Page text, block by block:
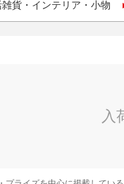
貨・インテリア・小物